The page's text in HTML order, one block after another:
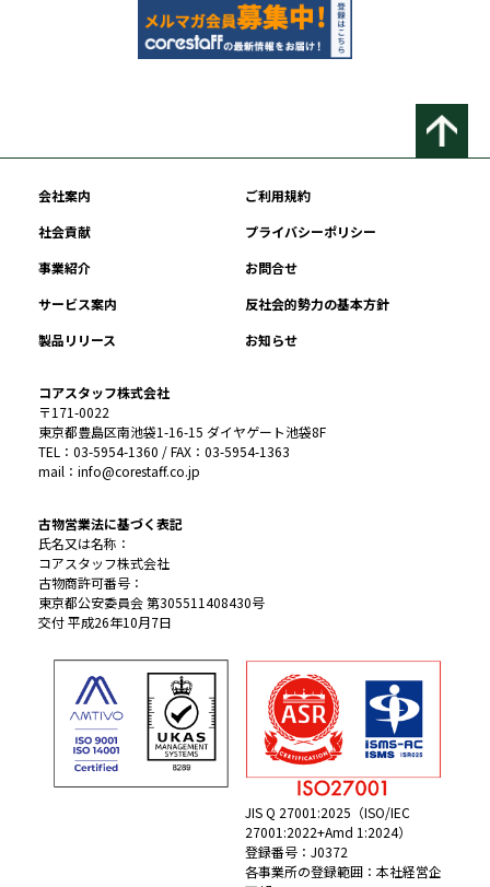
会社案内
ご利用規約
社会貢献
プライバシーポリシー
事業紹介
お問合せ
サービス案内
反社会的勢力の基本方針
製品リリース
お知らせ
コアスタッフ株式会社
〒171-0022
東京都豊島区南池袋1-16-15 ダイヤゲート池袋8F
TEL：03-5954-1360 / FAX：03-5954-1363
mail：info@corestaff.co.jp
古物営業法に基づく表記
氏名又は名称：
コアスタッフ株式会社
古物商許可番号：
東京都公安委員会 第305511408430号
交付 平成26年10月7日
JIS Q 27001:2025（ISO/IEC
27001:2022+Amd 1:2024）
登録番号：J0372
各事業所の登録範囲：本社経営企